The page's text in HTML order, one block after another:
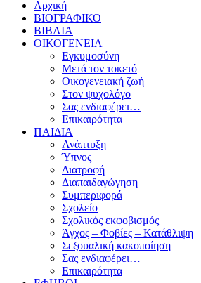
Αρχική
ΒΙΟΓΡΑΦΙΚΟ
ΒΙΒΛΙΑ
ΟΙΚΟΓΕΝΕΙΑ
Εγκυμοσύνη
Μετά τον τοκετό
Οικογενειακή ζωή
Στον ψυχολόγο
Σας ενδιαφέρει…
Επικαιρότητα
ΠΑΙΔΙΑ
Ανάπτυξη
Ύπνος
Διατροφή
Διαπαιδαγώγηση
Συμπεριφορά
Σχολείο
Σχολικός εκφοβισμός
Άγχος – Φοβίες – Κατάθλιψη
Σεξουαλική κακοποίηση
Σας ενδιαφέρει…
Επικαιρότητα